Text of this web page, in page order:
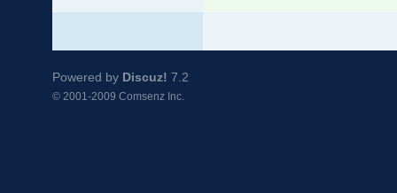
Powered by Discuz! 7.2
© 2001-2009 Comsenz Inc.